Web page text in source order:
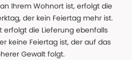
Ihrem Wohnort ist, erfolgt die
der kein Feiertag mehr ist.
erfolgt die Lieferung ebenfalls
keine Feiertag ist, der auf das
Gewalt folgt.